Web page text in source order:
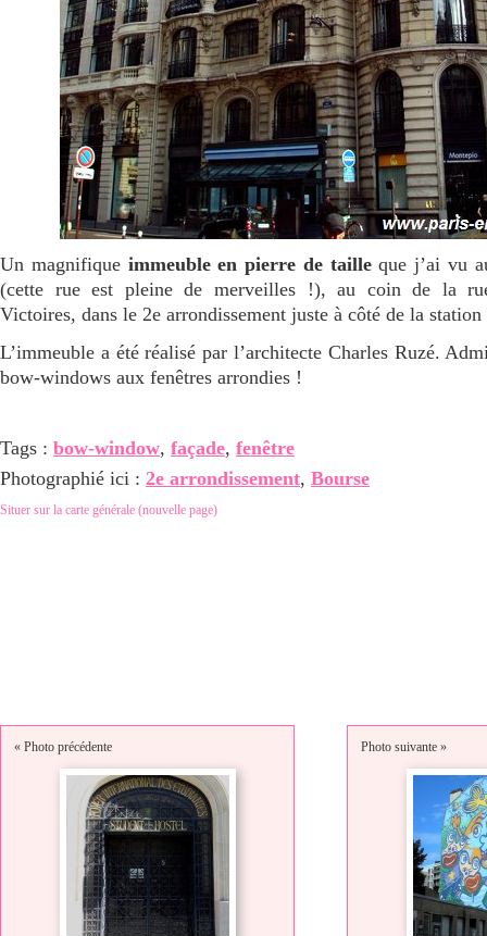
Un magnifique immeuble en pierre de tailleque j’ai vu
(cette rue est pleine de merveilles !), au coin de la
Victoires, dans le 2e arrondissement juste à côté de la
L’immeuble a été réalisé par l’architecte Charles Ruzé.
bow-windows aux fenêtres arrondies !
Tags : bow-window, façade, fenêtre
Photographié ici : 2e arrondissement, Bourse
Situer sur la carte générale (nouvelle page)
« Photo précédente Photo suivante »